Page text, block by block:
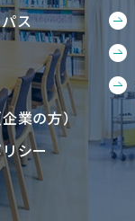
ス
業の方）
シー